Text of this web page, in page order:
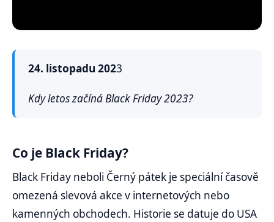
24. listopadu 2023
Kdy letos začíná Black Friday 2023?
Co je Black Friday?
Black Friday neboli Černý pátek je speciální časově
omezená slevová akce v internetových nebo
kamenných obchodech. Historie se datuje do USA